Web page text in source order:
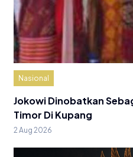
Nasional
Jokowi Dinobatkan
Timor Di Kupang
2 Aug 2026